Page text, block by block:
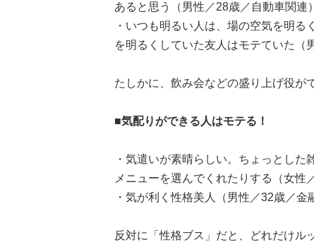
あると思う（男性／28歳／自動車関連）
・いつも明るい人は、場の空気を明
を明るくしていた友人はモテていた（
たしかに、飲み会などの盛り上げ役が
■気配りができる人はモテる！
・気遣いが素晴らしい。ちょっとし
メニューを選んでくれたりする（女性
・気が利く性格美人（男性／32歳／金
反対に「性格ブス」だと、どれだけル